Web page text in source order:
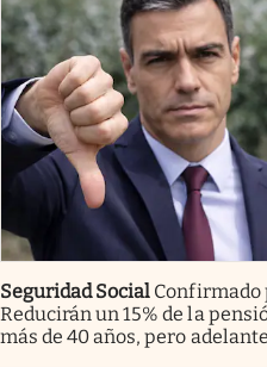
Seguridad Social Confirmado
Reducirán un 15% de la
más de 40 años, pero